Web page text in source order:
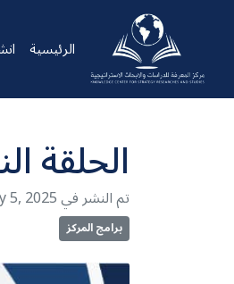
الرئيسية
الحلقة
July 5, 2025 تم النشر في
برامج المركز